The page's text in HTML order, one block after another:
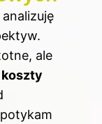
ale
koszty